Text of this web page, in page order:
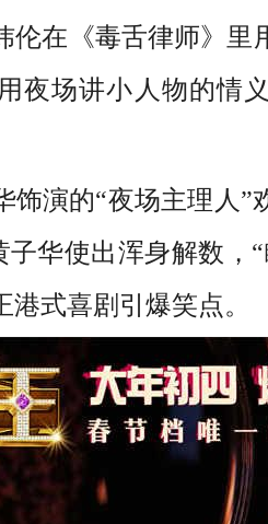
伦在 《毒舌律师》 里
用夜场讲小人物的情
饰演的“夜场主理人”
华使出浑身解数，
式喜剧引爆笑点。